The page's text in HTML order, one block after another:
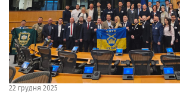
22 грудня 2025